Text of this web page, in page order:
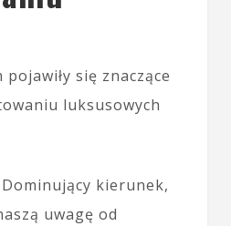
się znaczące
luksusowych
Dominujący kierunek,
uwagę od